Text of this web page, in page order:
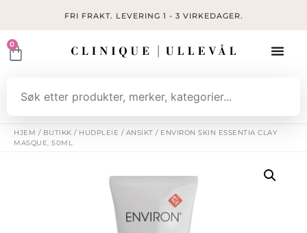
FRI FRAKT. LEVERING 1 - 3 VIRKEDAGER.
0
HJEM / BUTIKK / HUDPLEIE / ANSIKT / ENVIRON SKIN ESSENTIA CLAY
MASQUE, 50ML